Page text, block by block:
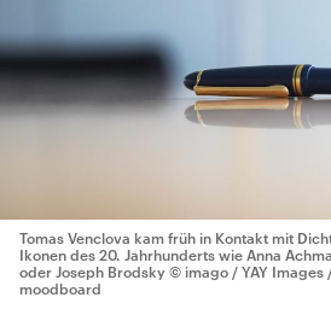
Tomas Venclova kam früh in Kontakt mit
Ikonen des 20. Jahrhunderts wie Anna
oder Joseph Brodsky © imago / YAY Images
moodboard